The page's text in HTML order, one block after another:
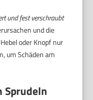
und fest verschraubt
und die
oder Knopf nur
um Schäden am
Sprudeln